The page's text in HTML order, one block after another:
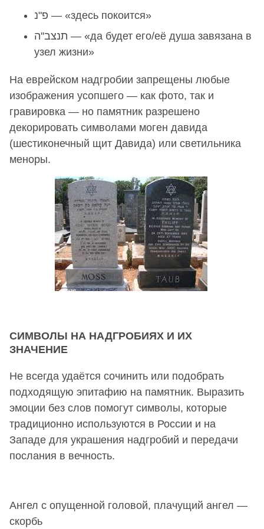
פ"נ — «здесь покоится»
תנצב''ה — «да будет его/её душа завязана в
узел жизни»
На еврейском надгробии запрещены любые
изображения усопшего — как фото, так и
гравировка — но памятник разрешено
декорировать символами моген давида
(шестиконечный щит Давида) или светильника
меноры.
СИМВОЛЫ НА НАДГРОБИЯХ И ИХ
ЗНАЧЕНИЕ
Не всегда удаётся сочинить или подобрать
подходящую эпитафию на памятник. Выразить
эмоции без слов помогут символы, которые
традиционно используются в России и на
Западе для украшения надгробий и передачи
послания в вечность.
Ангел с опущенной головой, плачущий ангел —
скорбь